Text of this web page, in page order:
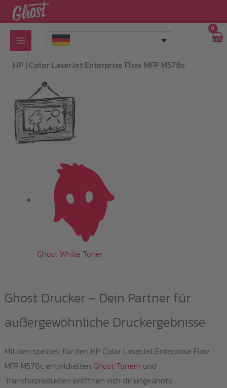
Zum
Inhalt
springen
HP | Color LaserJet Enterprise Flow MFP M578c
Ghost White Toner
Ghost Drucker – Dein Partner für
außergewöhnliche Druckergebnisse
Mit den speziell für den HP Color LaserJet Enterprise Flow
MFP M578c entwickelten Ghost Tonern und
Transferprodukten eröffnen sich dir ungeahnte